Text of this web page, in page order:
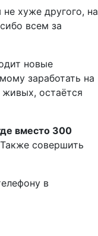
хуже другого, на
всем за
новые
заработать на
остаётся
вместо 300
совершить
в